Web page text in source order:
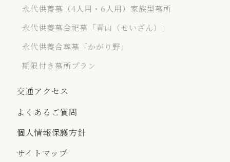
永代供養墓（4人用・6人用）家族型墓所
永代供養墓合祀墓「青山（せいざん）」
永代供養合葬墓「かがり野」
期限付き墓所プラン
交通アクセス
よくあるご質問
個人情報保護方針
サイトマップ